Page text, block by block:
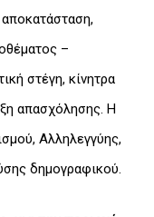
–
στέγη, κίνητρα
απασχόλησης. Η
Αλληλεγγύης,
δημογραφικού.